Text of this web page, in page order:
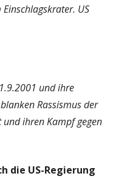
US
und ihre
Rassismus der
ihren Kampf gegen
die US-Regierung